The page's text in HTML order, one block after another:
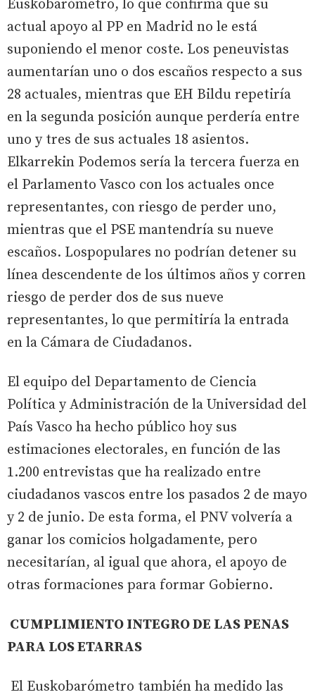
Euskobarómetro, lo que confirma que su
actual apoyo al PP en Madrid no le está
suponiendo el menor coste. Los peneuvistas
aumentarían uno o dos escaños respecto a sus
28 actuales, mientras que EH Bildu repetiría
en la segunda posición aunque perdería entre
uno y tres de sus actuales 18 asientos.
Elkarrekin Podemos sería la tercera fuerza en
el Parlamento Vasco con los actuales once
representantes, con riesgo de perder uno,
mientras que el PSE mantendría su nueve
escaños. Lospopulares no podrían detener su
línea descendente de los últimos años y corren
riesgo de perder dos de sus nueve
representantes, lo que permitiría la entrada
en la Cámara de Ciudadanos.
El equipo del Departamento de Ciencia
Política y Administración de la Universidad del
País Vasco ha hecho público hoy sus
estimaciones electorales, en función de las
1.200 entrevistas que ha realizado entre
ciudadanos vascos entre los pasados 2 de mayo
y 2 de junio. De esta forma, el PNV volvería a
ganar los comicios holgadamente, pero
necesitarían, al igual que ahora, el apoyo de
otras formaciones para formar Gobierno.
CUMPLIMIENTO INTEGRO DE LAS PENAS
PARA LOS ETARRAS
El Euskobarómetro también ha medido las